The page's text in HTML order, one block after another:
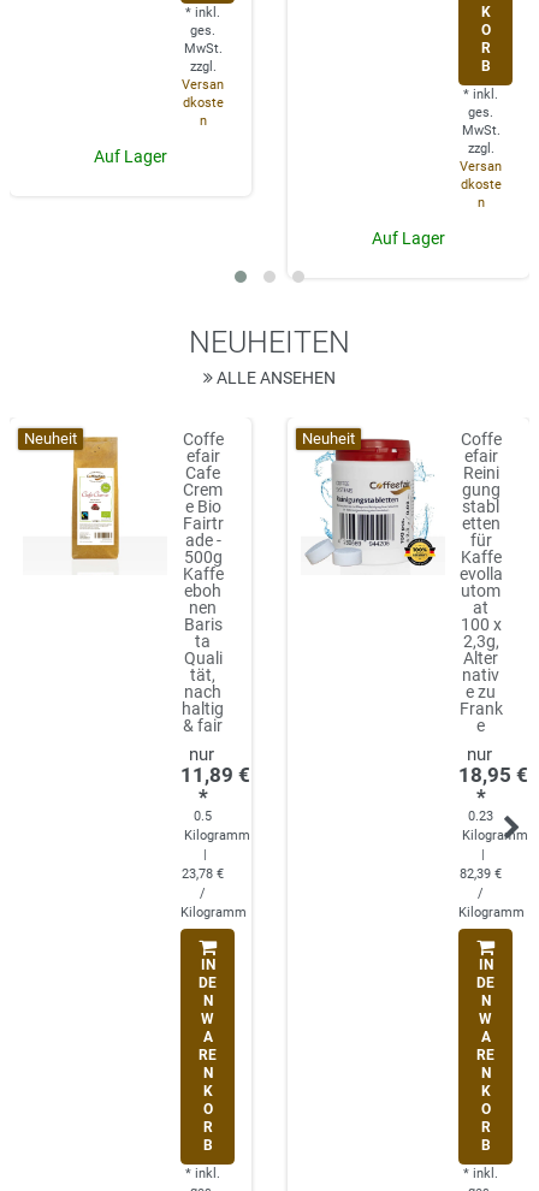
* inkl.
ges.
MwSt.
zzgl.
Versan
dkoste
n
Auf Lager
K
O
R
B
* inkl.
ges.
MwSt.
zzgl.
Versan
dkoste
n
Auf Lager
NEUHEITEN
ALLE ANSEHEN
Neuheit
Coffe
efair
Cafe
Crem
e Bio
Fairtr
ade -
500g
Kaffe
eboh
nen
Baris
ta
Quali
tät,
nach
haltig
& fair
11,89 €
*
0.5
Kilogramm
23,78 €
/
Kilogramm
IN
DE
N
W
A
RE
N
K
O
R
B
* inkl.
Neuheit
Coffe
efair
Reini
gung
stabl
etten
für
Kaffe
evolla
utom
at
100 x
2,3g,
Alter
nativ
e zu
Frank
e
18,95 €
*
0.23
Kilogramm
82,39 €
/
Kilogramm
IN
DE
N
W
A
RE
N
K
O
R
B
* inkl.